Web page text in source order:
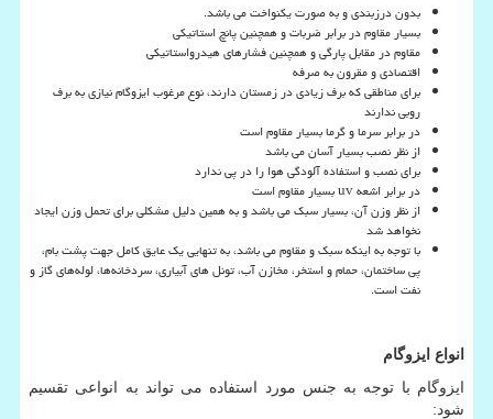
بدون درزبندی و به صورت یکنواخت می باشد.
بسیار مقاوم در برابر ضربات و همچنین پانچ استاتیکی
مقاوم در مقابل پارگی و همچنین فشارهای هیدرواستاتیکی
اقتصادی و مقرون به صرفه
برای مناطقی که برف زیادی در زمستان دارند، نوع مرغوب ایزوگام نیازی به برف
روبی ندارند
در برابر سرما و گرما بسیار مقاوم است
از نظر نصب بسیار آسان می باشد
برای نصب و استفاده آلودگی هوا را در پی ندارد
در برابر اشعهuvبسیار مقاوم است
از نظر وزن آن، بسیار سبک می باشد و به همین دلیل مشکلی برای تحمل وزن ایجاد
نخواهد شد
با توجه به اینکه سبک و مقاوم می باشد، به ‌تنهایی یک عایق کامل جهت پشت ‌بام،
پی ساختمان، حمام و استخر، مخازن آب، تونل ‌های آبیاری، سردخانه‌ها، لوله‌های گاز و
نفت است.
انواع ایزوگام
ایزوگام با توجه به جنس مورد استفاده می تواند به انواعی تقسیم
شود: